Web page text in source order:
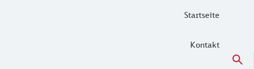
Startseite
Kontakt